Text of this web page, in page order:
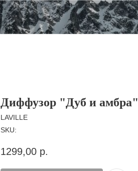
Диффузор "Дуб и амбра"
LAVILLE
SKU:
1299,00 р.